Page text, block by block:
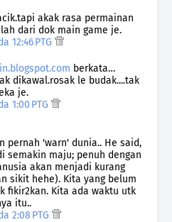
akak rasa permainan
dari dok main game je.
12:46 PTG
berkata…
dikawal.rosak le budak....tak
je.
1:00 PTG
pernah 'warn' dunia.. He said,
semakin maju; penuh dengan
akan menjadi kurang
sikit hehe). Kita yang belum
fikir2kan. Kita ada waktu utk
itu..
2:08 PTG